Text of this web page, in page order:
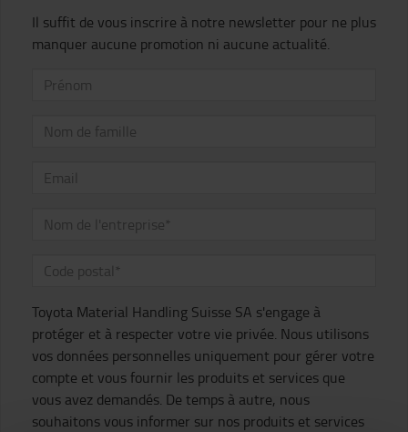
Il suffit de vous inscrire à notre newsletter pour ne plus
manquer aucune promotion ni aucune actualité.
Toyota Material Handling Suisse SA s'engage à
protéger et à respecter votre vie privée. Nous utilisons
vos données personnelles uniquement pour gérer votre
compte et vous fournir les produits et services que
vous avez demandés. De temps à autre, nous
souhaitons vous informer sur nos produits et services